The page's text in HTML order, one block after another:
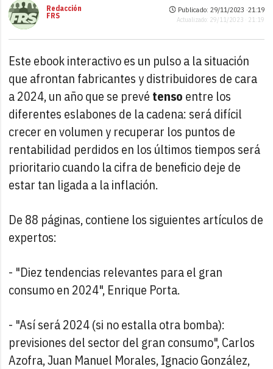
Redacción
FRS
Publicado: 29/11/2023 ·21:19
Actualizado: 29/11/2023 · 21:19
Este ebook interactivo es un pulso a la situación
que afrontan fabricantes y distribuidores de cara
a 2024, un año que se prevé tenso entre los
diferentes eslabones de la cadena: será difícil
crecer en volumen y recuperar los puntos de
rentabilidad perdidos en los últimos tiempos será
prioritario cuando la cifra de beneficio deje de
estar tan ligada a la inflación.
De 88 páginas, contiene los siguientes artículos de
expertos:
- "Diez tendencias relevantes para el gran
consumo en 2024", Enrique Porta.
- "Así será 2024 (si no estalla otra bomba):
previsiones del sector del gran consumo", Carlos
Azofra, Juan Manuel Morales, Ignacio González,